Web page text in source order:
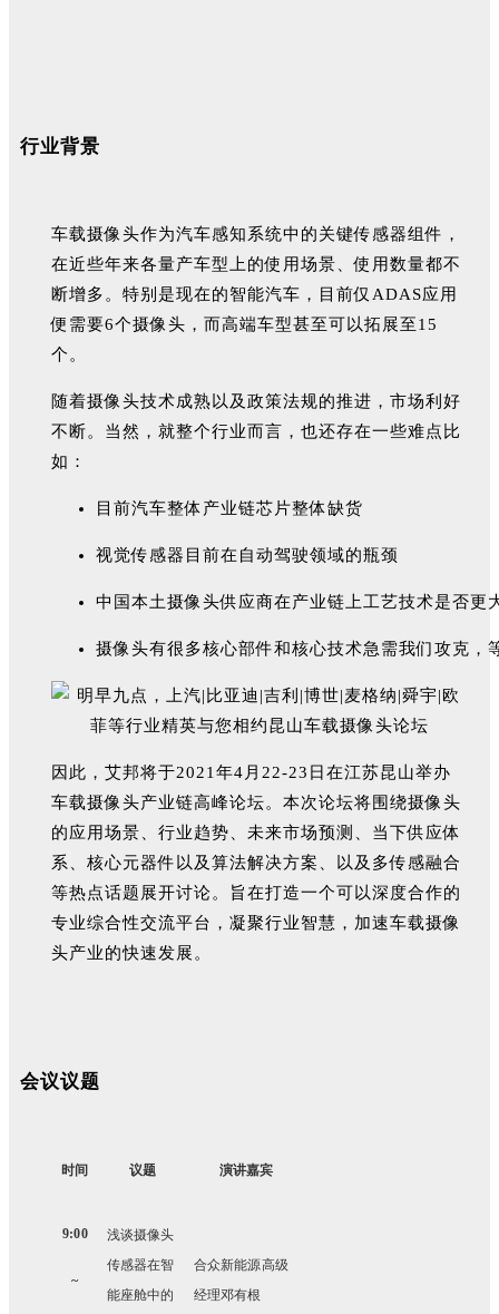
行业背景
车载摄像头作为汽车感知系统中的关键传感器组件，
在近些年来各量产车型上的使用场景、使用数量都不
断增多。特别是现在的智能汽车，目前仅ADAS应用
便需要6个摄像头，而高端车型甚至可以拓展至15
个。
随着摄像头技术成熟以及政策法规的推进，市场利好
不断。当然，就整个行业而言，也还存在一些难点比
如：
目前汽车整体产业链芯片整体缺货
视觉传感器目前在自动驾驶领域的瓶颈
中国本土摄像头供应商在产业链上工艺技术是否更
摄像头有很多核心部件和核心技术急需我们攻克，
因此，艾邦将于2021年4月22-23日在江苏昆山举办
车载摄像头产业链高峰论坛。本次论坛将围绕摄像头
的应用场景、行业趋势、未来市场预测、当下供应体
系、核心元器件以 及算法解决方案、以及多传感融合
等热点话题展开讨论。旨在打造一个可以深度合作的
专业综合性交流平台，凝聚行业智慧，加速车载摄像
头产业的快速发展。
会议议题
时间 议题 演讲嘉宾
9:00
~
浅谈摄像头
传感器在智
能座舱中的
合众新能源高级
经理邓有根